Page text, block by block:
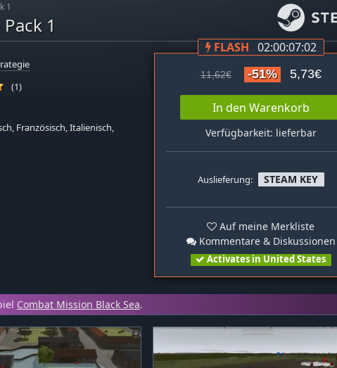
1
1
(1)
Französisch, Italienisch,
FLASH 02:00:07:02
11,62€ -51% 5,73€
In den Warenkorb
Verfügbarkeit: lieferbar
Auslieferung: STEAM KEY
Auf meine Merkliste
Kommentare & Diskussionen
Activates in United States
Combat Mission Black Sea.